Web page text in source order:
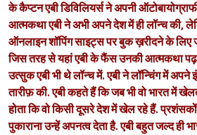
के कैप्टन एबी डिविलियर्स ने अपनी
आत्मकथा एबी ने अभी अपने देश में ही लॉन्च की,
ऑनलाइन शॉपिंग साइट्स पर बुक ख़रीदने के लिए
जिस तरह से यहां एबी के फैंस उनकी आत्मकथा
उत्सुक एबी भी थे लॉन्च में. एबी ने लॉन्चिंग में
तारीफ़ की. एबी कहते हैं कि जब भी वो भारत में
होता कि वो किसी दूसरे देश में खेल रहे हैं.
पुकाराना उन्हें अपनत्व देता है. एबी बहुत जल्द ही